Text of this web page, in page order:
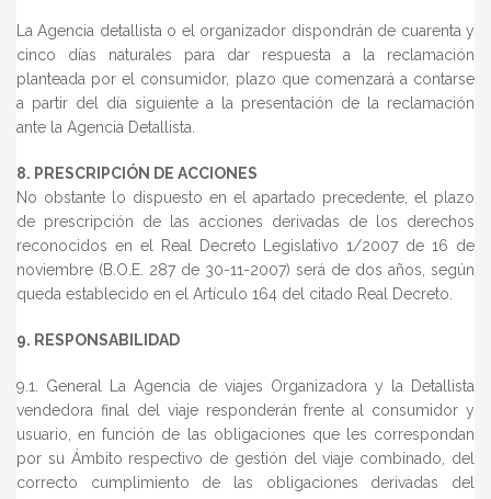
La Agencia detallista o el organizador dispondrán de cuarenta y
cinco días naturales para dar respuesta a la reclamación
planteada por el consumidor, plazo que comenzará a contarse
a partir del día siguiente a la presentación de la reclamación
ante la Agencia Detallista.
8. PRESCRIPCIÓN DE ACCIONES
No obstante lo dispuesto en el apartado precedente, el plazo
de prescripción de las acciones derivadas de los derechos
reconocidos en el Real Decreto Legislativo 1/2007 de 16 de
noviembre (B.O.E. 287 de 30-11-2007) será de dos años, según
queda establecido en el Artículo 164 del citado Real Decreto.
9. RESPONSABILIDAD
9.1. General La Agencia de viajes Organizadora y la Detallista
vendedora final del viaje responderán frente al consumidor y
usuario, en función de las obligaciones que les correspondan
por su Ámbito respectivo de gestión del viaje combinado, del
correcto cumplimiento de las obligaciones derivadas del